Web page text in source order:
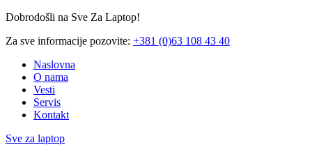
Dobrodošli na Sve Za Laptop!
Za sve informacije pozovite: +381 (0)63 108 43 40
Naslovna
O nama
Vesti
Servis
Kontakt
Sve za laptop